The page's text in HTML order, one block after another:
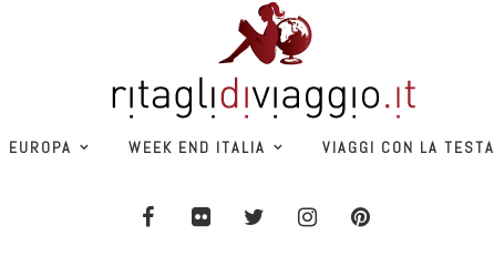
EUROPA WEEK END ITALIA VIAGGI CON LA TESTA